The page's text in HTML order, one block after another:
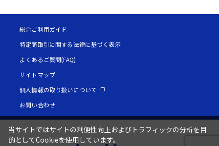
総合ご利用ガイド
特定商取引に関する法律に基づく表示
よくあるご質問(FAQ)
サイトマップ
個人情報の取り扱いについて
お問い合わせ
当サイトではサイトの利便性向上およびトラフィックの分析を目
的としてCookieを使用しています。